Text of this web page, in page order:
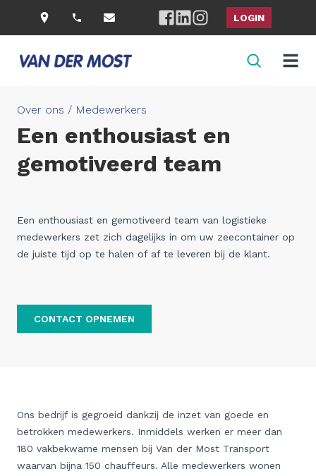
LOGIN
Over ons / Medewerkers
Een enthousiast en
gemotiveerd team
Een enthousiast en gemotiveerd team van logistieke
medewerkers zet zich dagelijks in om uw zeecontainer op
de juiste tijd op te halen of af te leveren bij de klant.
CONTACT OPNEMEN
Ons bedrijf is gegroeid dankzij de inzet van goede en
betrokken medewerkers. Inmiddels werken er meer dan
180 vakbekwame mensen bij Van der Most Transport
waarvan bijna 150 chauffeurs. Alle medewerkers wonen